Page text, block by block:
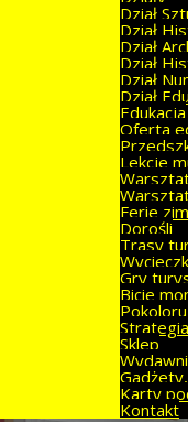
Dział
Dział
Dział
Dział
Dział
Dział
Edukacja
Oferta
Lekcje
Ferie
Dorośli
Trasy
Gry
Bicie
Sklep
Karty
Kontakt